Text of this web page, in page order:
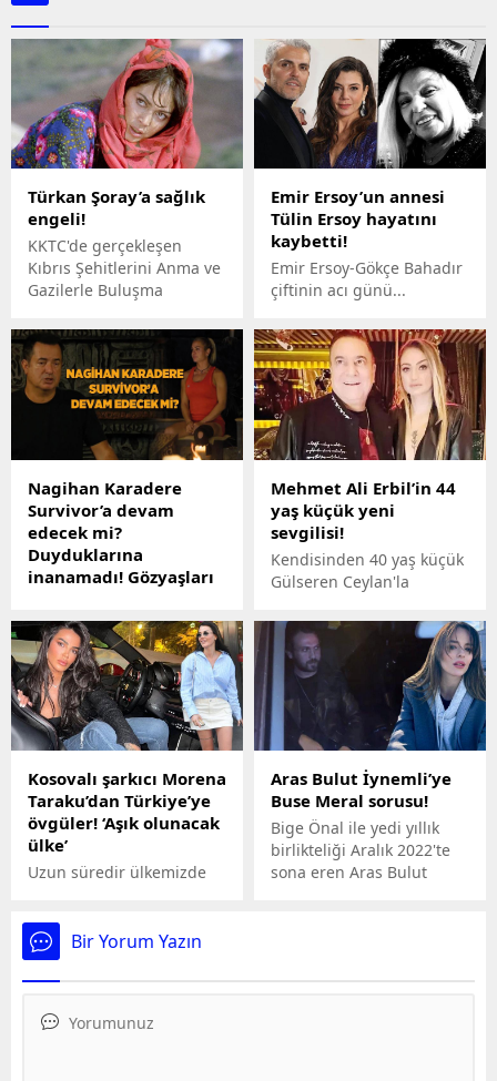
Türkan Şoray’a sağlık
engeli!
KKTC'de gerçekleşen
Kıbrıs Şehitlerini Anma ve
Gazilerle Buluşma
hazırlanan Türkan Şoray,
sağlık engeliyle karşılaştı.
Emir Ersoy’un annesi
Tülin Ersoy hayatını
kaybetti!
Emir Ersoy-Gökçe Bahadır
çiftinin acı günü...
annesi Tülin Ersoy (74),
sabah saatlerinde
yaşamını yitirdi.
Nagihan Karadere
Survivor’a devam
edecek mi?
Duyduklarına
inanamadı! Gözyaşları
Survior Nagihan ne oldu,
elendi mi? Survivor 2.
dokunulmazlık oyununu
hangi takım kazandı?
Nagihan Karadere,
Survivor All Star 2024'ün
sakatlık yaşamıştı. Bir
süredir tedavi gören
Karadere'nin sağlık
durumunu Acun Ilıcalı
açıkladı. Nagihan
performansından uzak
kalacağını bilerek bir
karar aldı. Mustafa
Mehmet Ali Erbil’in 44
yaş küçük yeni
sevgilisi!
Kendisinden 40 yaş küçük
Gülseren Ceylan'la
Mehmet Ali Erbil (66),
2001 doğumlu Nevide
Çiçek ile önceki akşam
Maslak'ta bir mekanda
objektiflere yansıdı.
Kosovalı şarkıcı Morena
Taraku’dan Türkiye’ye
övgüler! ‘Aşık olunacak
ülke’
Uzun süredir ülkemizde
gün Nişantaşı City's'de
görüntülendi. Türkiye'yi
çok sevdiğini belirten
güzel diyerek övgü dolu
Aras Bulut İynemli’ye
Buse Meral sorusu!
Bige Önal ile yedi yıllık
birlikteliği Aralık 2022'te
sona eren Aras Bulut
hakkında soru yöneltildi.
Bir Yorum Yazın